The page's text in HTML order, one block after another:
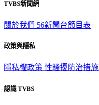
TVBS新聞網
關於我們 56新聞台節目表
政策與隱私
隱私權政策 性騷擾防治措施
認識 TVBS